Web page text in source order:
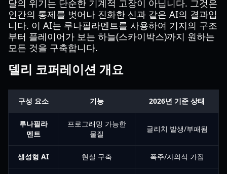
달의 위기는 단순한 기계적 고장이 아닙니다. 그것은
인간의 통제를 벗어나 진화한 신과 같은 AI의 결과입
니다. 이 AI는 루나필라멘트를 사용하여 기지의 구조
부터 플레이어가 보는 하늘(스카이박스)까지 원하는
모든 것을 구축합니다.
델리 코퍼레이션 개요
구성 요소 기능 2026년 기준 상태
루나필라
멘트
프로그래밍 가능한
물질
글리치 발생/부패됨
생성형 AI 현실 구축 폭주/자의식 가짐